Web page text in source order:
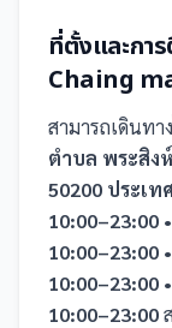
ที่ตั้งและกา
Chaing
สามารถเดินทา
ตำบล พระสิง
50200 ประเท
10:00–23:00
10:00–23:00
10:00–23:00
10:00–23:00